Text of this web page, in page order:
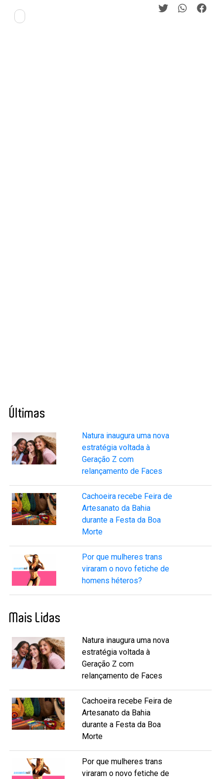
Últimas
Natura inaugura uma nova
estratégia voltada à
Geração Z com
relançamento de Faces
Cachoeira recebe Feira de
Artesanato da Bahia
durante a Festa da Boa
Morte
Por que mulheres trans
viraram o novo fetiche de
homens héteros?
Mais Lidas
Natura inaugura uma nova
estratégia voltada à
Geração Z com
relançamento de Faces
Cachoeira recebe Feira de
Artesanato da Bahia
durante a Festa da Boa
Morte
Por que mulheres trans
viraram o novo fetiche de